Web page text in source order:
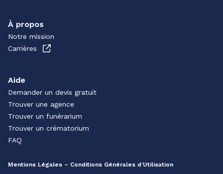
À propos
Notre mission
Carrières
Aide
Demander un devis gratuit
Trouver une agence
Trouver un funérarium
Trouver un crématorium
FAQ
Mentions Légales – Conditions Générales d’Utilisation